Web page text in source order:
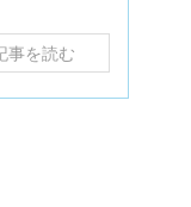
事を読む